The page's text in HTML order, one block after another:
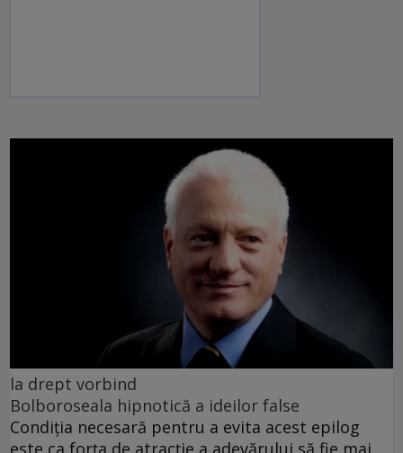
la drept vorbind
Bolboroseala hipnotică a ideilor false
Condiția necesară pentru a evita acest epilog
este ca forța de atracție a adevărului să fie mai